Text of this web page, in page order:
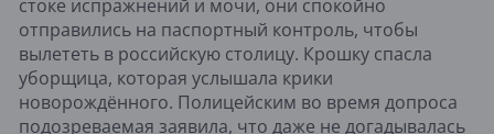
стоке испражнений и мочи, они спокойно
отправились на паспортный контроль, чтобы
вылететь в российскую столицу. Крошку спасла
уборщица, которая услышала крики
новорождённого. Полицейским во время допроса
подозреваемая заявила, что даже не догадывалась